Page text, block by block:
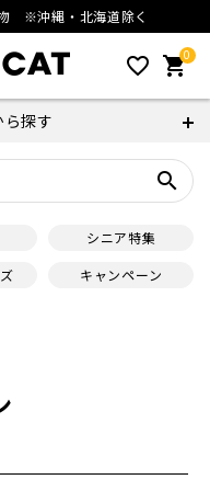
※沖縄・北海道除く
favorite_outline 0
shopping_cart
探す
search
シニア特集
キャンペーン